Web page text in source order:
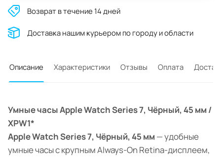
Возврат в течение 14 дней
Доставĸа нашим ĸурьером по городу и области
Описание Характеристики Отзывы Оплата
Умные часы Apple Watch Series 7, Чёрный, 45 мм /
XPW1*
Apple Watch Series 7, Чёрный, 45 мм — удобные
умные часы с крупным Always-On Retina-дисплеем,